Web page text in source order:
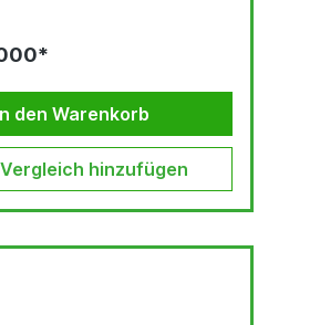
den Warenkorb
hinzufügen